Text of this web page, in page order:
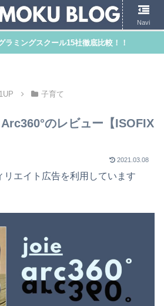
ラミングスクール15社徹底比較！！
子育て
のレビュー【ISOFIX
2021.03.08
エイト広告を利用しています
Navi